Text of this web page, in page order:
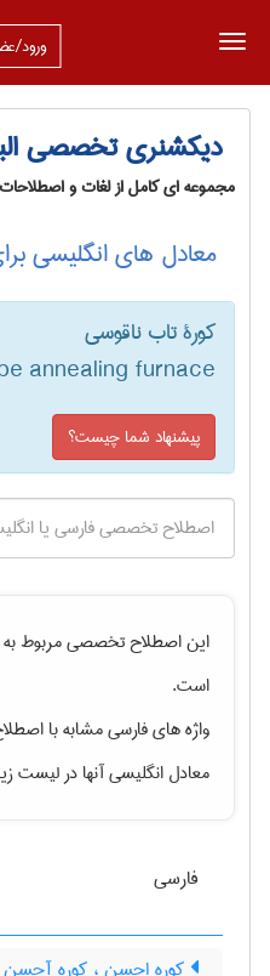
ورود/
دیکشنری تخصصی
مجموعه ای کامل از لغات و
معادل های انگلیسی
کورۀ تاب ناقوسی
annealing furnace
پیشنهاد شما چیست؟
این اصطلاح تخصصی مربوط به
است.
واژه های فارسی مشابه با
معادل انگلیسی آنها در لیست
فارسی